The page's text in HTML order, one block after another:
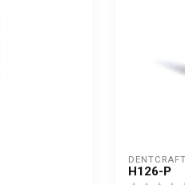
DENTCRAFT
H126-P